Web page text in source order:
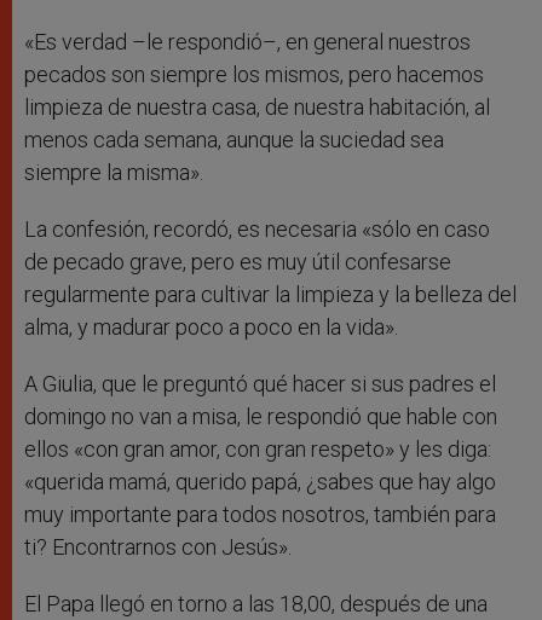
«Es verdad –le respondió–, en general nuestros
pecados son siempre los mismos, pero hacemos
limpieza de nuestra casa, de nuestra habitación, al
menos cada semana, aunque la suciedad sea
siempre la misma».
La confesión, recordó, es necesaria «sólo en caso
de pecado grave, pero es muy útil confesarse
regularmente para cultivar la limpieza y la belleza del
alma, y madurar poco a poco en la vida».
A Giulia, que le preguntó qué hacer si sus padres el
domingo no van a misa, le respondió que hable con
ellos «con gran amor, con gran respeto» y les diga:
«querida mamá, querido papá, ¿sabes que hay algo
muy importante para todos nosotros, también para
ti? Encontrarnos con Jesús».
El Papa llegó en torno a las 18,00, después de una